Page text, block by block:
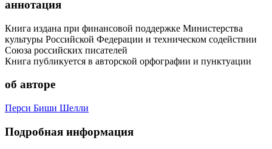
аннотация
Книга издана при финансовой поддержке Министерства
культуры Российской Федерации и техническом содействии
Союза российских писателей
Книга публикуется в авторской орфографии и пунктуации
об авторе
Перси Биши Шелли
Подробная информация